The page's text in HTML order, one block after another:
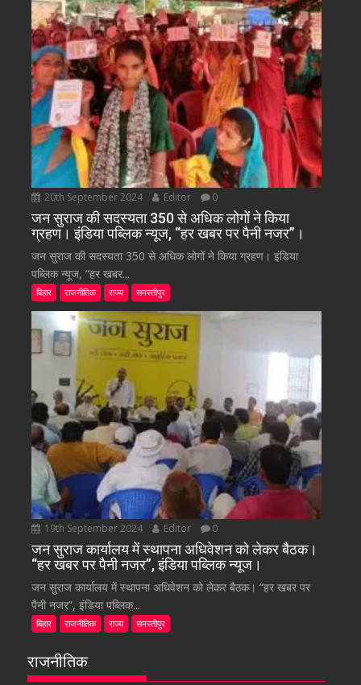
20th September 2024 Editor 0
जन सुराज की सदस्यता 350 से अधिक लोगों ने किया
ग्रहण। इंडिया पब्लिक न्यूज, “हर खबर पर पैनी नजर”।
जन सुराज की सदस्यता 350 से अधिक लोगों ने किया ग्रहण। इंडिया
पब्लिक न्यूज, “हर खबर...
बिहार राजनीतिक राज्य समस्तीपुर
19th September 2024 Editor 0
जन सुराज कार्यालय में स्थापना अधिवेशन को लेकर बैठक।
“हर खबर पर पैनी नजर”, इंडिया पब्लिक न्यूज।
जन सुराज कार्यालय में स्थापना अधिवेशन को लेकर बैठक। “हर खबर पर
पैनी नजर”, इंडिया पब्लिक...
बिहार राजनीतिक राज्य समस्तीपुर
राजनीतिक